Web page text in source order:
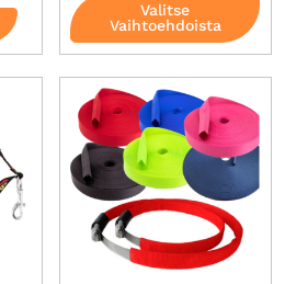
Valitse
Vaihtoehdoista